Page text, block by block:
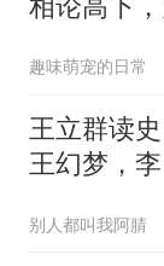
趣味萌宠的日常
王立群读
王幻梦，
别人都叫我阿腈